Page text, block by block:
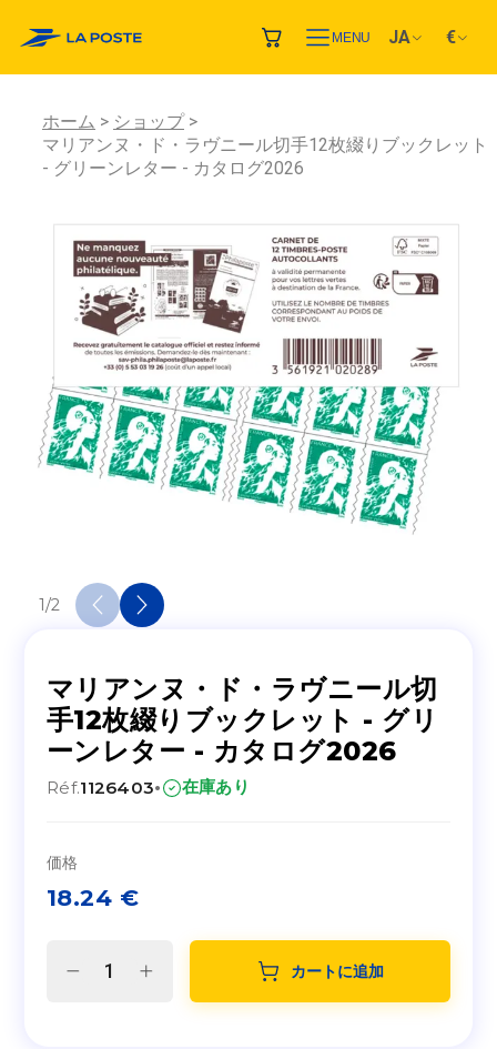
MENU JA €
ホーム
ショップ
マリアンヌ・ド・ラヴニール切手12枚綴りブックレット
- グリーンレター - カタログ2026
1/2
マリアンヌ・ド・ラヴニール切
手12枚綴りブックレット - グリ
ーンレター - カタログ2026
Réf.1126403· 在庫あり
価格
18.24 €
カートに追加